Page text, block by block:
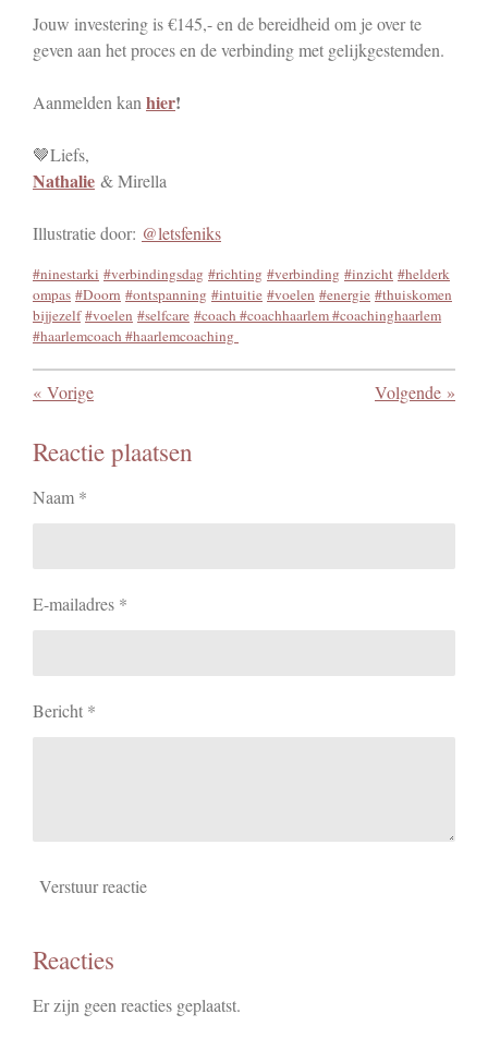
Jouw investering is €145,- en de bereidheid om je over te
geven aan het proces en de verbinding met gelijkgestemden.
Aanmelden kan hier!
🤎Liefs,
Nathalie & Mirella
Illustratie door: @letsfeniks
#ninestarki #verbindingsdag #richting #verbinding #inzicht #helderk
ompas #Doorn #ontspanning #intuitie #voelen #energie #thuiskomen
bijjezelf #voelen #selfcare #coach #coachhaarlem #coachinghaarlem
#haarlemcoach #haarlemcoaching
« Vorige Volgende »
Reactie plaatsen
Naam *
E-mailadres *
Bericht *
Verstuur reactie
Reacties
Er zijn geen reacties geplaatst.